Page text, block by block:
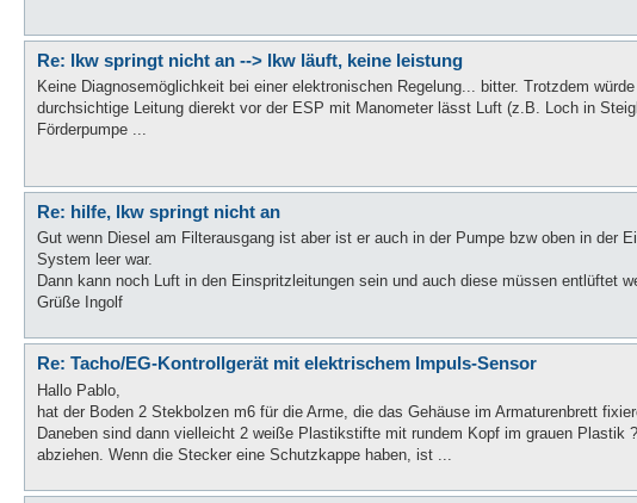
Re: lkw springt nicht an --> lkw läuft, keine leistung
Keine Diagnosemöglichkeit bei einer elektronischen Regelung... bitter. Trotzdem
durchsichtige Leitung dierekt vor der ESP mit Manometer lässt Luft (z.B. Loch in
Förderpumpe ...
Re: hilfe, lkw springt nicht an
Gut wenn Diesel am Filterausgang ist aber ist er auch in der Pumpe bzw oben in der
System leer war.
Dann kann noch Luft in den Einspritzleitungen sein und auch diese müssen entlüftet
Grüße Ingolf
Re: Tacho/EG-Kontrollgerät mit elektrischem Impuls-Sensor
Hallo Pablo,
hat der Boden 2 Stekbolzen m6 für die Arme, die das Gehäuse im Armaturenbrett
Daneben sind dann vielleicht 2 weiße Plastikstifte mit rundem Kopf im grauen Plastik
abziehen. Wenn die Stecker eine Schutzkappe haben, ist ...